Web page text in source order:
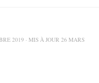
2019 · MIS À JOUR 26 MARS